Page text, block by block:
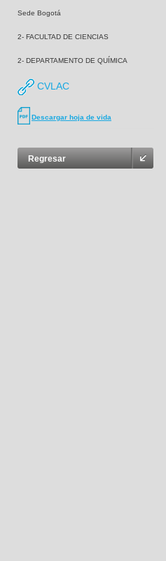
Sede Bogotá
2- FACULTAD DE CIENCIAS
2- DEPARTAMENTO DE QUÍMICA
CVLAC
Descargar hoja de vida
Regresar